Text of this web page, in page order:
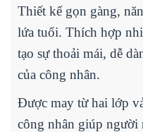
Thiết kế gọn gàng,
lứa tuổi. Thích hợp
tạo sự thoải mái, dễ
của công nhân.
Được may từ hai lớp
công nhân giúp người